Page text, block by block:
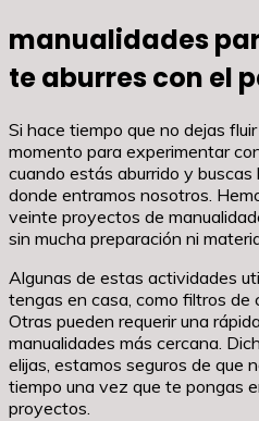
manualidades
te aburres con el
Si hace tiempo que no dejas
momento para experimentar
cuando estás aburrido y buscas
donde entramos nosotros.
veinte proyectos de
sin mucha preparación ni
Algunas de estas actividades
tengas en casa, como filtros de
Otras pueden requerir una
manualidades más cercana.
elijas, estamos seguros de que
tiempo una vez que te pongas
proyectos.